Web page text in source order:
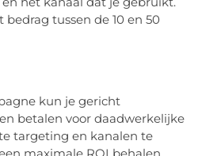
tussen de 10 en 50
kun je gericht
betalen voor daadwerkelijke
targeting en kanalen te